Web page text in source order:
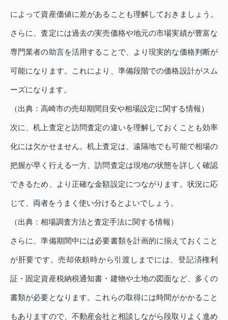
によって資産価値に差があることも理解しておきましょう。
さらに、査定には過去の実売価格や地元の市場実績が豊富な
専門業者の助言を活用することで、より現実的な価格判断が
可能になります。これにより、準備段階での価格設計がスム
ーズになります。
（出典：高崎市の売却期間目安や相場設定に関する情報）
次に、机上査定と訪問査定の違いを理解しておくことも効率
化には欠かせません。机上査定は、遠隔地でも可能で相場の
把握が早く行える一方、訪問査定は現地の状態を詳しく確認
できるため、より正確な金額設定につながります。状況に応
じて、両者をうまく使い分けるとよいでしょう。
（出典：相場調査方法と査定手法に関する情報）
さらに、準備期間中には必要書類を計画的に揃えておくこと
が肝要です。売却依頼時から引渡しまでには、登記済権利
証・固定資産税納税通知書・建物や土地の図面など、多くの
書類が必要となります。これらの取得には時間がかかること
もありますので、不動産会社と相談しながら段取りよく進め